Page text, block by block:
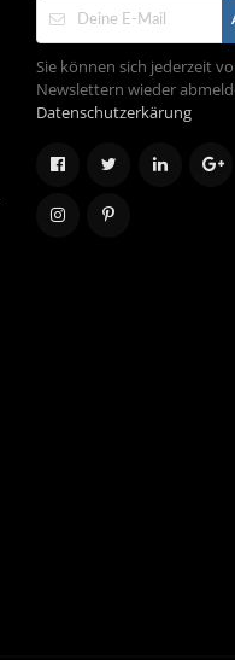
Sie können sich jederzeit
Newslettern wieder
Datenschutzerkärung